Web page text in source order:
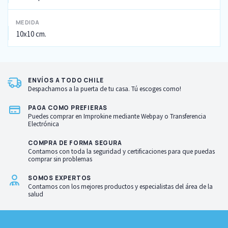
MEDIDA
10x10 cm.
ENVÍOS A TODO CHILE
Despachamos a la puerta de tu casa. Tú escoges como!
PAGA COMO PREFIERAS
Puedes comprar en Improkine mediante Webpay o Transferencia
Electrónica
COMPRA DE FORMA SEGURA
Contamos con toda la seguridad y certificaciones para que puedas
comprar sin problemas
SOMOS EXPERTOS
Contamos con los mejores productos y especialistas del área de la
salud